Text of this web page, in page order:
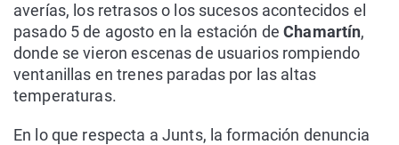
averías, los retrasos o los sucesos acontecidos el
pasado 5 de agosto en la estación deChamartín,
donde se vieron escenas de usuarios rompiendo
ventanillas en trenes paradas por las altas
temperaturas.
En lo que respecta a Junts, la formación denuncia